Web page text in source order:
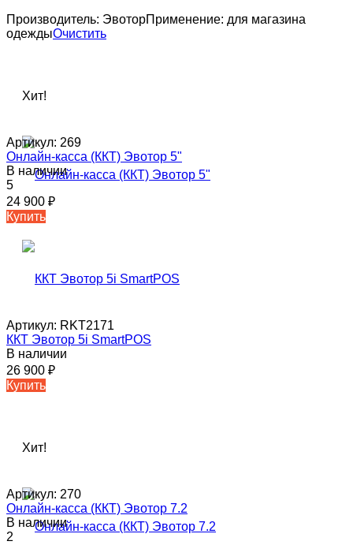
Производитель: ЭвоторПрименение: для магазина
одеждыОчистить
Хит!
Артикул: 269
Онлайн-касса (ККТ) Эвотор 5"
В наличии
5
24 900 ₽
Купить
Артикул: RKT2171
ККТ Эвотор 5i SmartPOS
В наличии
26 900 ₽
Купить
Хит!
Артикул: 270
Онлайн-касса (ККТ) Эвотор 7.2
В наличии
2